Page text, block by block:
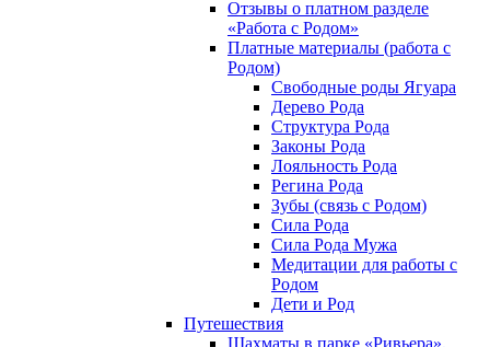
Отзывы о платном разделе
«Работа с Родом»
Платные материалы (работа с
Родом)
Свободные роды Ягуара
Дерево Рода
Структура Рода
Законы Рода
Лояльность Рода
Регина Рода
Зубы (связь с Родом)
Сила Рода
Сила Рода Мужа
Медитации для работы с
Родом
Дети и Род
Путешествия
Шахматы в парке «Ривьера»,